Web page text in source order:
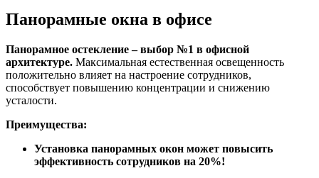
Панорамные окна в офисе
Панорамное остекление – выбор №1 в офисной
архитектуре. Максимальная естественная освещенность
положительно влияет на настроение сотрудников,
способствует повышению концентрации и снижению
усталости.
Преимущества:
Установка панорамных окон может повысить
эффективность сотрудников на 20%!